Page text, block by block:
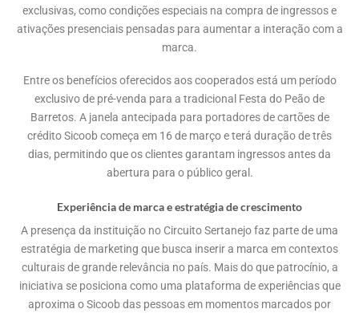
exclusivas, como condições especiais na compra de ingressos e
ativações presenciais pensadas para aumentar a interação com a
marca.
Entre os benefícios oferecidos aos cooperados está um período
exclusivo de pré-venda para a tradicional Festa do Peão de
Barretos. A janela antecipada para portadores de cartões de
crédito Sicoob começa em 16 de março e terá duração de três
dias, permitindo que os clientes garantam ingressos antes da
abertura para o público geral.
Experiência de marca e estratégia de crescimento
A presença da instituição no Circuito Sertanejo faz parte de uma
estratégia de marketing que busca inserir a marca em contextos
culturais de grande relevância no país. Mais do que patrocínio, a
iniciativa se posiciona como uma plataforma de experiências que
aproxima o Sicoob das pessoas em momentos marcados por